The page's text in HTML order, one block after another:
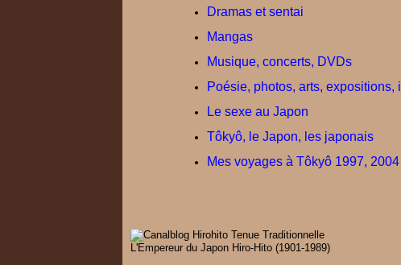
Dramas et sentai
Mangas
Musique, concerts, DVDs
Poésie, photos, arts, expositions,
Le sexe au Japon
Tôkyô, le Japon, les japonais
Mes voyages à Tôkyô 1997,
L'Empereur du Japon Hiro-Hito (1901-1989)